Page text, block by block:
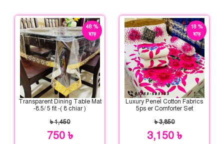
48 %
ছাড়
Transparent Dining Table Mat
-8.5/ 5 fit -( 8 chiar )
৳ 1,450
750 ৳
18 %
ছাড়
Luxury Penel Cotton Fabrics
5ps er Comforter Set
৳ 3,850
3,150 ৳